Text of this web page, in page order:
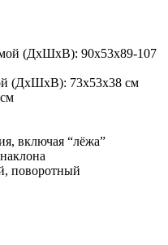
(ДхШхВ): 90х53х89-107
(ДхШхВ): 73х53х38 см
включая “лёжа”
поворотный